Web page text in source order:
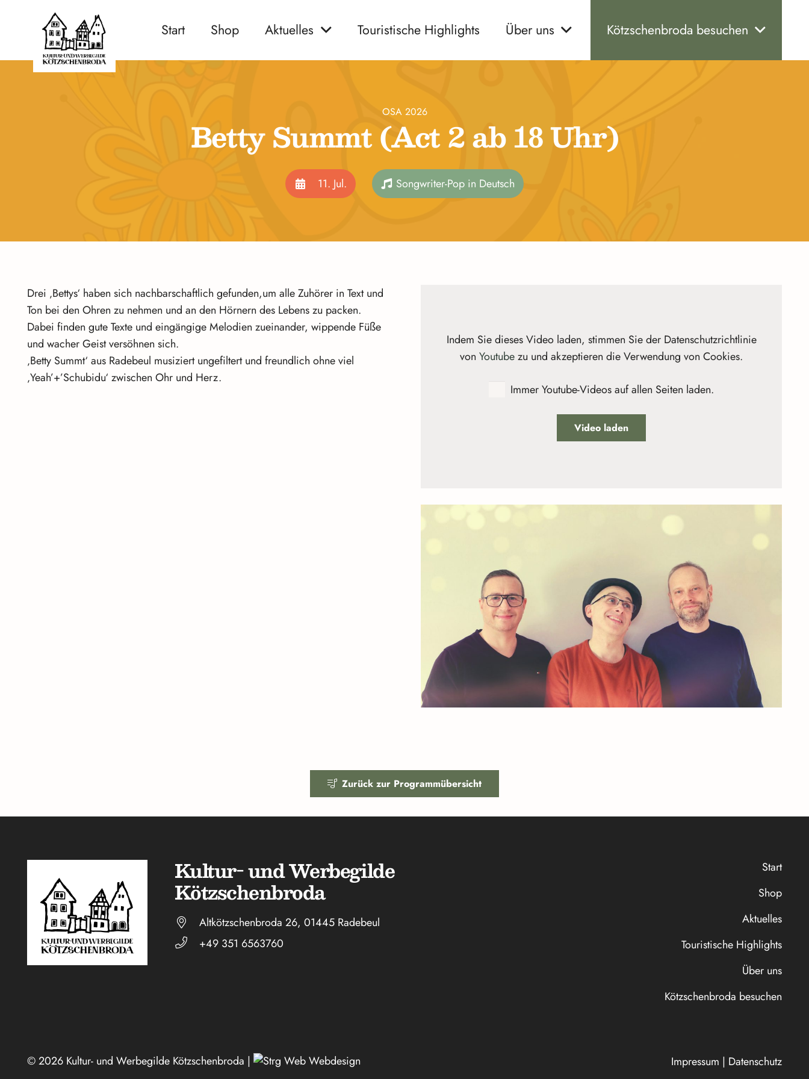
Start Shop Aktuelles Touristische Highlights Über uns Kötzschenbroda besuchen
OSA 2026
Betty Summt (Act 2 ab 18 Uhr)
11. Jul. Songwriter-Pop in Deutsch
Drei ‚Bettys‘ haben sich nachbarschaftlich gefunden,um alle Zuhörer in Text und
Ton bei den Ohren zu nehmen und an den Hörnern des Lebens zu packen.
Dabei finden gute Texte und eingängige Melodien zueinander, wippende Füße
und wacher Geist versöhnen sich.
‚Betty Summt‘ aus Radebeul musiziert ungefiltert und freundlich ohne viel
‚Yeah’+’Schubidu‘ zwischen Ohr und Herz.
Indem Sie dieses Video laden, stimmen Sie der Datenschutzrichtlinie
von Youtubezu und akzeptieren die Verwendung von Cookies.
Immer Youtube-Videos auf allen Seiten laden.
Video laden
Zurück zur Programmübersicht
Kultur- und Werbegilde
Kötzschenbroda
Altkötzschenbroda 26, 01445 Radebeul
+49 351 6563760
Start
Shop
Aktuelles
Touristische Highlights
Über uns
Kötzschenbroda besuchen
©2026 Kultur- und Werbegilde Kötzschenbroda | Impressum | Datenschutz